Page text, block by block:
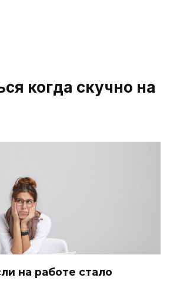
когда скучно на
на работе стало